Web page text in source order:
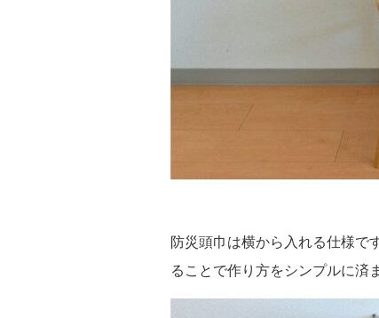
防災頭巾は横から入れる仕様で
ることで作り方をシンプルに済